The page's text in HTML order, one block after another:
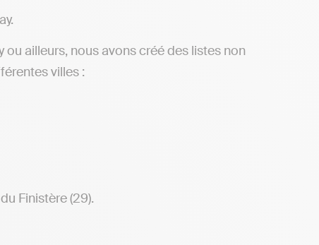
ailleurs, nous avons créé des listes non
villes :
Finistère (29).